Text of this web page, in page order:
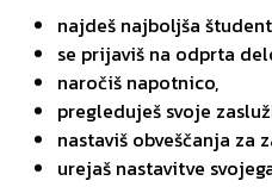
najdeš najboljša
se prijaviš na odprta
naročiš napotnico,
pregleduješ svoje
nastaviš obveščanja za
urejaš nastavitve